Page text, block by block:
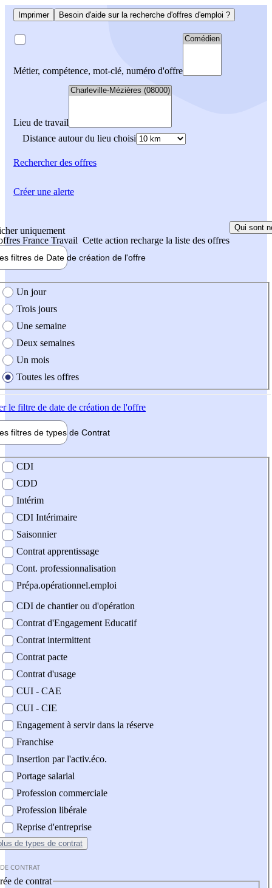
Imprimer Besoin d'aide sur la recherche d'offres d'emploi ?
Métier, compétence, mot-clé, numéro d'offre
Lieu de travail
Distance autour du lieu choisi
Rechercherdes offres
uniquement
France Travail Cette action recharge la liste des offres
Qui sont
filtres de Date de création de l'offre
création de l'offre
Un jour
Trois jours
Une semaine
Deux semaines
Un mois
Toutes les offres
le filtre de date de création de l'offre
filtres de types de Contrat
contrat
CDI
CDD
Intérim
CDI Intérimaire
Saisonnier
Contrat apprentissage
Cont. professionnalisation
Prépa.opérationnel.emploi
CDI de chantier ou d'opération
Contrat d'Engagement Educatif
Contrat intermittent
Contrat pacte
Contrat d'usage
CUI - CAE
CUI - CIE
Engagement à servir dans la réserve
Franchise
Insertion par l'activ.éco.
Portage salarial
Profession commerciale
Profession libérale
Reprise d'entreprise
de types de contrat
CONTRAT
de contrat
Créer une alerte